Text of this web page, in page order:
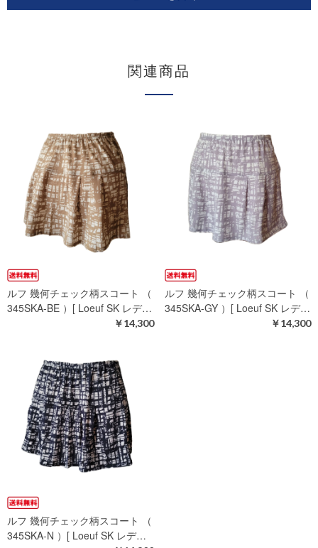
関連商品
ルフ 幾何チェック柄スコート （
345SKA-BE ）[ Loeuf SK レデ…
￥14,300
ルフ 幾何チェック柄スコート （
345SKA-GY ）[ Loeuf SK レデ…
￥14,300
ルフ 幾何チェック柄スコート （
345SKA-N ）[ Loeuf SK レデ…